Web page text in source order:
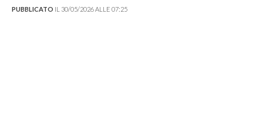
PUBBLICATO IL 30/05/2026 ALLE 07:25